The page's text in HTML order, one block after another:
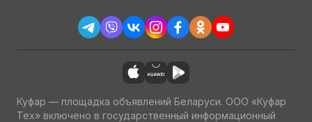
Куфар — площадка объявлений Беларуси. ООО «Куфар
Тех» включено в государственный информационный